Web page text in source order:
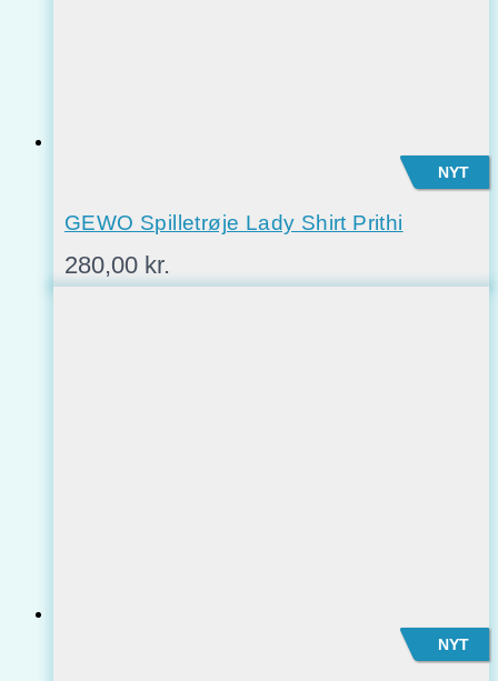
NYT
GEWO Spilletrøje Lady Shirt Prithi
280,00 kr.
NYT